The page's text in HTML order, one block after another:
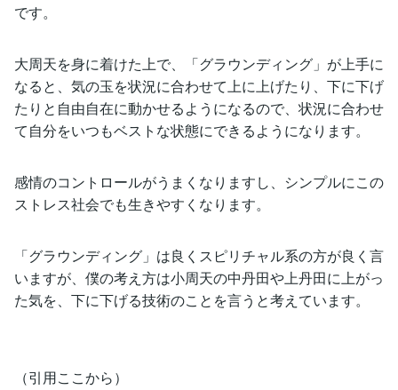
です。
大周天を身に着けた上で、「グラウンディング」が上手に
なると、気の玉を状況に合わせて上に上げたり、下に下げ
たりと自由自在に動かせるようになるので、状況に合わせ
て自分をいつもベストな状態にできるようになります。
感情のコントロールがうまくなりますし、シンプルにこの
ストレス社会でも生きやすくなります。
「グラウンディング」は良くスピリチャル系の方が良く言
いますが、僕の考え方は小周天の中丹田や上丹田に上がっ
た気を、下に下げる技術のことを言うと考えています。
（引用ここから）